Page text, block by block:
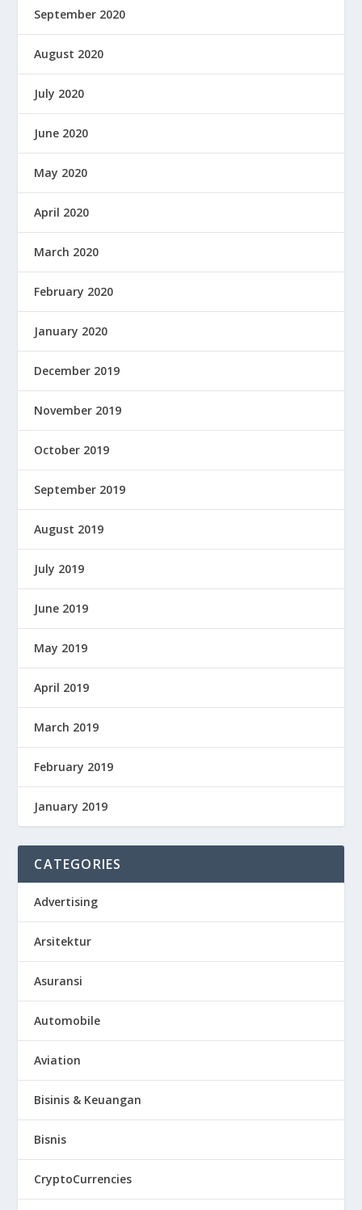
September 2020
August 2020
July 2020
June 2020
May 2020
April 2020
March 2020
February 2020
January 2020
December 2019
November 2019
October 2019
September 2019
August 2019
July 2019
June 2019
May 2019
April 2019
March 2019
February 2019
January 2019
CATEGORIES
Advertising
Arsitektur
Asuransi
Automobile
Aviation
Bisinis & Keuangan
Bisnis
CryptoCurrencies